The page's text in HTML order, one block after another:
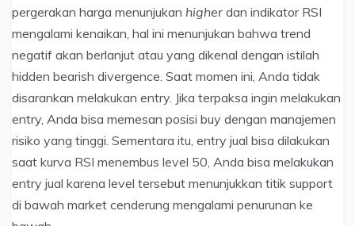
pergerakan harga menunjukan higher dan indikator RSI
mengalami kenaikan, hal ini menunjukan bahwa trend
negatif akan berlanjut atau yang dikenal dengan istilah
hidden bearish divergence. Saat momen ini, Anda tidak
disarankan melakukan entry. Jika terpaksa ingin melakukan
entry, Anda bisa memesan posisi buy dengan manajemen
risiko yang tinggi. Sementara itu, entry jual bisa dilakukan
saat kurva RSI menembus level 50, Anda bisa melakukan
entry jual karena level tersebut menunjukkan titik support
di bawah market cenderung mengalami penurunan ke